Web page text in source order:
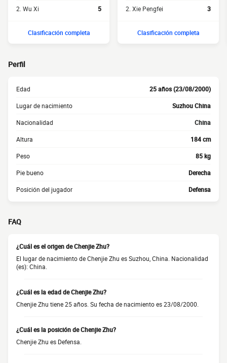
2. Wu Xi 5
Clasificación completa
2. Xie Pengfei 3
Clasificación completa
Perfil
Edad 25 años (23/08/2000)
Lugar de nacimiento Suzhou China
Nacionalidad China
Altura 184 cm
Peso 85 kg
Pie bueno Derecha
Posición del jugador Defensa
FAQ
¿Cuál es el origen de Chenjie Zhu?
El lugar de nacimiento de Chenjie Zhu es Suzhou, China. Nacionalidad
(es): China.
¿Cuál es la edad de Chenjie Zhu?
Chenjie Zhu tiene 25 años. Su fecha de nacimiento es 23/08/2000.
¿Cuál es la posición de Chenjie Zhu?
Chenjie Zhu es Defensa.